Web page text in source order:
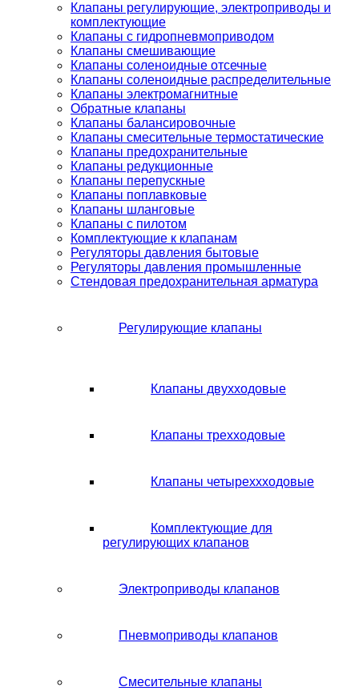
Клапаны регулирующие, электроприводы и
комплектующие
Клапаны с гидропневмоприводом
Клапаны смешивающие
Клапаны соленоидные отсечные
Клапаны соленоидные распределительные
Клапаны электромагнитные
Обратные клапаны
Клапаны балансировочные
Клапаны смесительные термостатические
Клапаны предохранительные
Клапаны редукционные
Клапаны перепускные
Клапаны поплавковые
Клапаны шланговые
Клапаны с пилотом
Комплектующие к клапанам
Регуляторы давления бытовые
Регуляторы давления промышленные
Стендовая предохранительная арматура
Регулирующие клапаны
Клапаны двухходовые
Клапаны трехходовые
Клапаны четыреххходовые
Комплектующие для
регулирующих клапанов
Электроприводы клапанов
Пневмоприводы клапанов
Смесительные клапаны